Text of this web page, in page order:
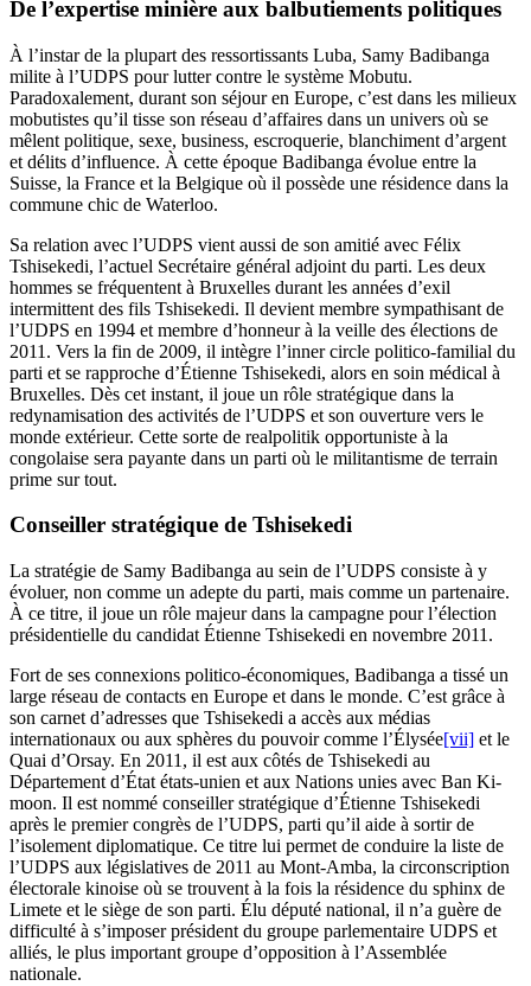
De l’expertise minière aux balbutiements politiques
À l’instar de la plupart des ressortissants Luba, Samy Badibanga
milite à l’UDPS pour lutter contre le système Mobutu.
Paradoxalement, durant son séjour en Europe, c’est dans les milieux
mobutistes qu’il tisse son réseau d’affaires dans un univers où se
mêlent politique, sexe, business, escroquerie, blanchiment d’argent
et délits d’influence. À cette époque Badibanga évolue entre la
Suisse, la France et la Belgique où il possède une résidence dans la
commune chic de Waterloo.
Sa relation avec l’UDPS vient aussi de son amitié avec Félix
Tshisekedi, l’actuel Secrétaire général adjoint du parti. Les deux
hommes se fréquentent à Bruxelles durant les années d’exil
intermittent des fils Tshisekedi. Il devient membre sympathisant de
l’UDPS en 1994 et membre d’honneur à la veille des élections de
2011. Vers la fin de 2009, il intègre l’inner circle politico-familial du
parti et se rapproche d’Étienne Tshisekedi, alors en soin médical à
Bruxelles. Dès cet instant, il joue un rôle stratégique dans la
redynamisation des activités de l’UDPS et son ouverture vers le
monde extérieur. Cette sorte de realpolitik opportuniste à la
congolaise sera payante dans un parti où le militantisme de terrain
prime sur tout.
Conseiller stratégique de Tshisekedi
La stratégie de Samy Badibanga au sein de l’UDPS consiste à y
évoluer, non comme un adepte du parti, mais comme un partenaire.
À ce titre, il joue un rôle majeur dans la campagne pour l’élection
présidentielle du candidat Étienne Tshisekedi en novembre 2011.
Fort de ses connexions politico-économiques, Badibanga a tissé un
large réseau de contacts en Europe et dans le monde. C’est grâce à
son carnet d’adresses que Tshisekedi a accès aux médias
internationaux ou aux sphères du pouvoir comme l’Élysée[vii] et le
Quai d’Orsay. En 2011, il est aux côtés de Tshisekedi au
Département d’État états-unien et aux Nations unies avec Ban Ki-
moon. Il est nommé conseiller stratégique d’Étienne Tshisekedi
après le premier congrès de l’UDPS, parti qu’il aide à sortir de
l’isolement diplomatique. Ce titre lui permet de conduire la liste de
l’UDPS aux législatives de 2011 au Mont-Amba, la circonscription
électorale kinoise où se trouvent à la fois la résidence du sphinx de
Limete et le siège de son parti. Élu député national, il n’a guère de
difficulté à s’imposer président du groupe parlementaire UDPS et
alliés, le plus important groupe d’opposition à l’Assemblée
nationale.